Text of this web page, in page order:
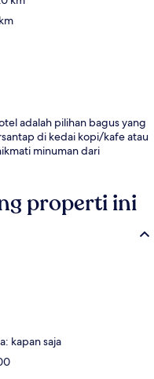
adalah pilihan bagus yang
di kedai kopi/kafe atau
minuman dari
properti ini
kapan saja